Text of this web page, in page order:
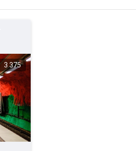
3 375